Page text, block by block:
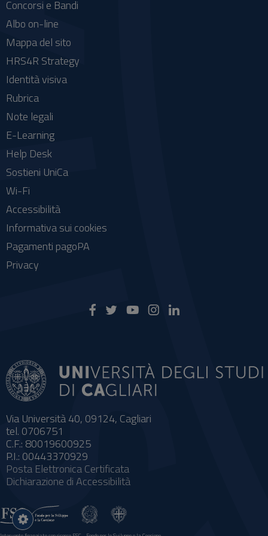
Via Università 40, 09124, Cagliari
tel. 0706751
C.F.: 80019600925
P.I.: 00443370929
Posta Elettronica Certificata
Dichiarazione di Accessibilità
Concorsi e Bandi
Albo on-line
Mappa del sito
HRS4R Strategy
Identità visiva
Rubrica
Note legali
E-Learning
Help Desk
Sostieni UniCa
Wi-Fi
Accessibilità
Informativa sui cookies
Pagamenti pagoPA
Privacy
Impostazioni
cookie